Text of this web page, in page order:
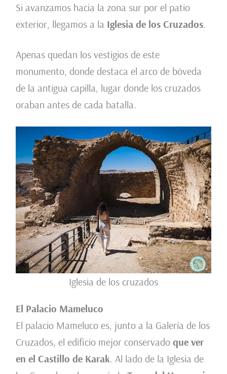
Si avanzamos hacia la zona sur por el patio
exterior, llegamos a la Iglesia de los Cruzados.
Apenas quedan los vestigios de este
monumento, donde destaca el arco de bóveda
de la antigua capilla, lugar donde los cruzados
oraban antes de cada batalla.
Iglesia de los cruzados
El Palacio Mameluco
El palacio Mameluco es, junto a la Galería de los
Cruzados, el edificio mejor conservado que ver
en el Castillo de Karak. Al lado de la Iglesia de